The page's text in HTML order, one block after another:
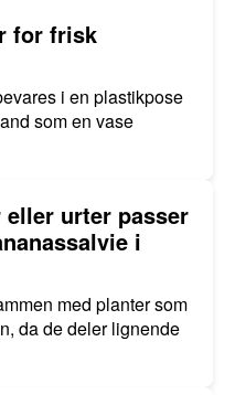
for frisk
i en plastikpose
som en vase
urter passer
i
med planter som
da de deler lignende